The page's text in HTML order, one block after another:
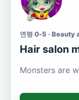
연령 0-5 · Beauty
Hair salon
Monsters are